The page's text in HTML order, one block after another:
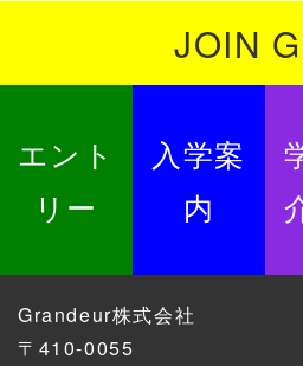
JOIN
エント
リー
入学案
内
Grandeur株式会社
〒410-0055